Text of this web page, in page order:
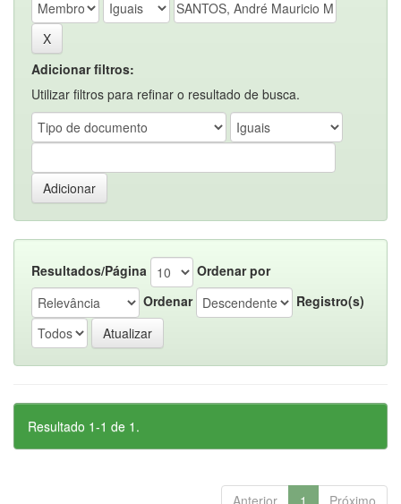
Adicionar filtros:
Utilizar filtros para refinar o resultado de busca.
Resultados/Página
Ordenar por
Ordenar
Registro(s)
Resultado 1-1 de 1.
Anterior 1 Próximo